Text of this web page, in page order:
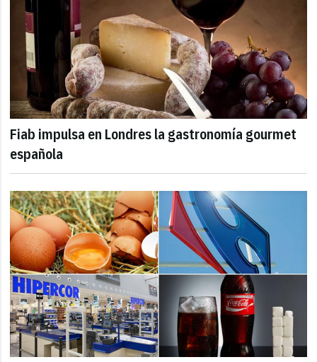
Fiab impulsa en Londres la gastronomía gourmet
española